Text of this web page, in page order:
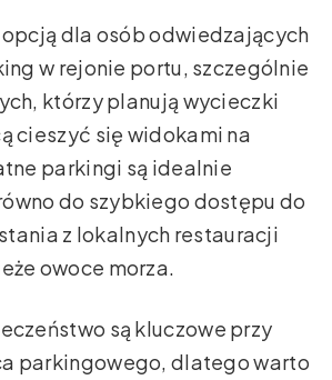
dla osób odwiedzających
w rejonie portu, szczególnie
którzy planują wycieczki
cieszyć się widokami na
parkingi są idealnie
do szybkiego dostępu do
z lokalnych restauracji
owoce morza.
są kluczowe przy
parkingowego, dlatego warto